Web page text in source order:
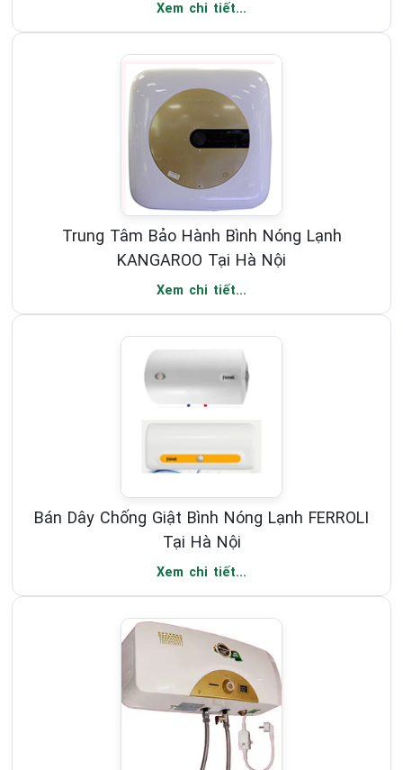
Xem chi tiết...
Trung Tâm Bảo Hành Bình Nóng Lạnh
KANGAROO Tại Hà Nội
Xem chi tiết...
Bán Dây Chống Giật Bình Nóng Lạnh FERROLI
Tại Hà Nội
Xem chi tiết...